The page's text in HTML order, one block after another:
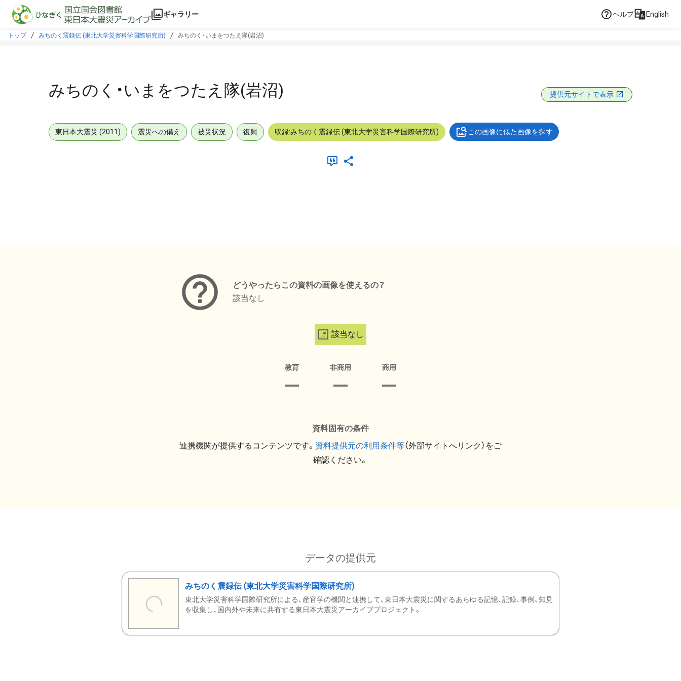
本文に飛ぶ
ギャラリー ヘルプ English
トップ みちのく震録伝 (東北大学災害科学国際研究所) みちのく・いまをつたえ隊(岩沼)
みちのく・いまをつたえ隊(岩沼) 提供元サイトで表示
東日本大震災 (2011) 震災への備え 被災状況 復興 収録:みちのく震録伝 (東北大学災害科学国際研究所) この画像に似た画像を探す
どうやったらこの資料の画像を使えるの？
該当なし
該当なし
教育 非商用 商用
資料固有の条件
連携機関が提供するコンテンツです。 資料提供元の利用条件等（外部サイトへリンク）をご
確認ください。
データの提供元
みちのく震録伝 (東北大学災害科学国際研究所)
東北大学災害科学国際研究所による、産官学の機関と連携して、東日本大震災に関するあらゆる記憶、記録、事例、知見
を収集し、国内外や未来に共有する東日本大震災アーカイブプロジェクト。